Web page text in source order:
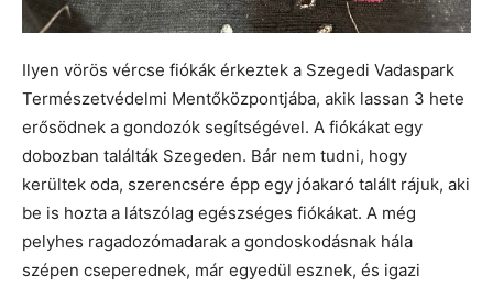
Ilyen vörös vércse fiókák érkeztek a Szegedi Vadaspark
Természetvédelmi Mentőközpontjába, akik lassan 3 hete
erősödnek a gondozók segítségével. A fiókákat egy
dobozban találták Szegeden. Bár nem tudni, hogy
kerültek oda, szerencsére épp egy jóakaró talált rájuk, aki
be is hozta a látszólag egészséges fiókákat. A még
pelyhes ragadozómadarak a gondoskodásnak hála
szépen cseperednek, már egyedül esznek, és igazi